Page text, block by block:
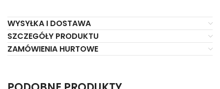
WYSYŁKA I DOSTAWA
SZCZEGÓŁY PRODUKTU
ZAMÓWIENIA HURTOWE